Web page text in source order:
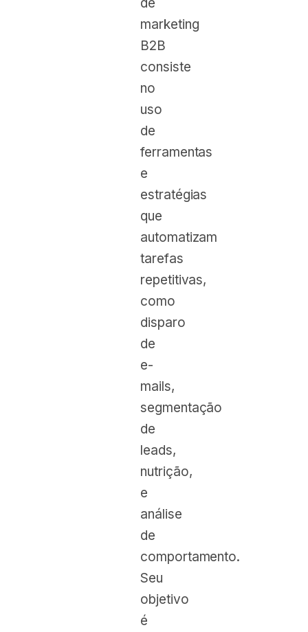
marketing
B2B
consiste
no
uso
de
ferramentas
e
estratégias
que
automatizam
tarefas
repetitivas,
como
disparo
de
e-
mails,
segmentação
de
leads,
nutrição,
e
análise
de
comportamento.
Seu
objetivo
é